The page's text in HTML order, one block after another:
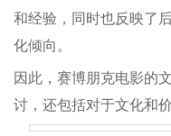
和经验，同时也反映了
化倾向。
因此，赛博朋克电影的
讨，还包括对于文化和